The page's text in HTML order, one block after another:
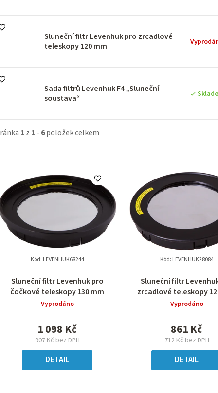
Sluneční filtr Levenhuk pro zrcadlové
teleskopy 120 mm
Sada filtrů Levenhuk F4 „Sluneční
soustava“
1 z 1 - 6položek celkem
Sluneční filtr Levenhuk pro
čočkové teleskopy 130 mm
Vyprodáno
907 Kč bez DPH
1 098 Kč
DETAIL
Kód: LEVENHUK68244
Sluneční filtr
zrcadlové teleskopy
Vyprodáno
712 Kč bez DPH
861 Kč
DETAIL
Kód: LEVENHUK28084